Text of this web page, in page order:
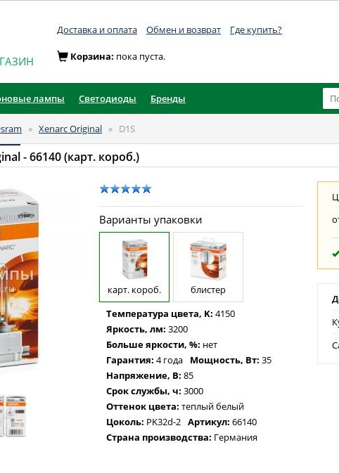
Доставка и оплата Обмен и возврат Где купить?
Корзина: пока пуста.
лампы Светодиоды Бренды
» Xenarc Original » D1S
- 66140 (карт. короб.)
Варианты упаковки
карт. короб.
блистер
Температура цвета, K: 4150
Яркость, лм: 3200
Больше яркости, %: нет
Гарантия: 4 года Мощность, Вт: 35
Напряжение, В: 85
Срок службы, ч: 3000
Оттенок цвета: теплый белый
Цоколь: PK32d-2 Артикул:66140
Страна производства: Германия